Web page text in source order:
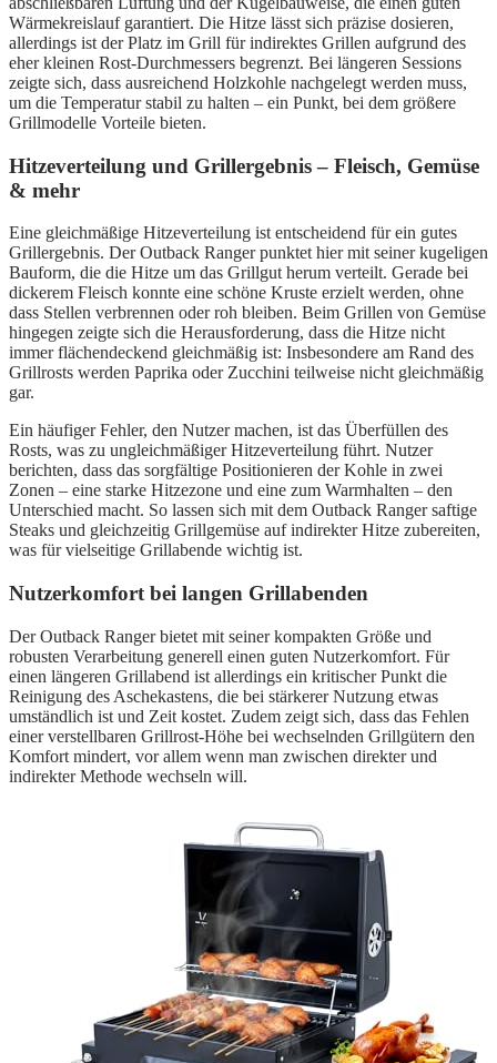
Wärmekreislauf garantiert. Die Hitze lässt sich präzise dosieren,
allerdings ist der Platz im Grill für indirektes Grillen aufgrund des
eher kleinen Rost-Durchmessers begrenzt. Bei längeren Sessions
zeigte sich, dass ausreichend Holzkohle nachgelegt werden muss,
um die Temperatur stabil zu halten – ein Punkt, bei dem größere
Grillmodelle Vorteile bieten.
Hitzeverteilung und Grillergebnis – Fleisch, Gemüse
& mehr
Eine gleichmäßige Hitzeverteilung ist entscheidend für ein gutes
Grillergebnis. Der Outback Ranger punktet hier mit seiner kugeligen
Bauform, die die Hitze um das Grillgut herum verteilt. Gerade bei
dickerem Fleisch konnte eine schöne Kruste erzielt werden, ohne
dass Stellen verbrennen oder roh bleiben. Beim Grillen von Gemüse
hingegen zeigte sich die Herausforderung, dass die Hitze nicht
immer flächendeckend gleichmäßig ist: Insbesondere am Rand des
Grillrosts werden Paprika oder Zucchini teilweise nicht gleichmäßig
gar.
Ein häufiger Fehler, den Nutzer machen, ist das Überfüllen des
Rosts, was zu ungleichmäßiger Hitzeverteilung führt. Nutzer
berichten, dass das sorgfältige Positionieren der Kohle in zwei
Zonen – eine starke Hitzezone und eine zum Warmhalten – den
Unterschied macht. So lassen sich mit dem Outback Ranger saftige
Steaks und gleichzeitig Grillgemüse auf indirekter Hitze zubereiten,
was für vielseitige Grillabende wichtig ist.
Nutzerkomfort bei langen Grillabenden
Der Outback Ranger bietet mit seiner kompakten Größe und
robusten Verarbeitung generell einen guten Nutzerkomfort. Für
einen längeren Grillabend ist allerdings ein kritischer Punkt die
Reinigung des Aschekastens, die bei stärkerer Nutzung etwas
umständlich ist und Zeit kostet. Zudem zeigt sich, dass das Fehlen
einer verstellbaren Grillrost-Höhe bei wechselnden Grillgütern den
Komfort mindert, vor allem wenn man zwischen direkter und
indirekter Methode wechseln will.